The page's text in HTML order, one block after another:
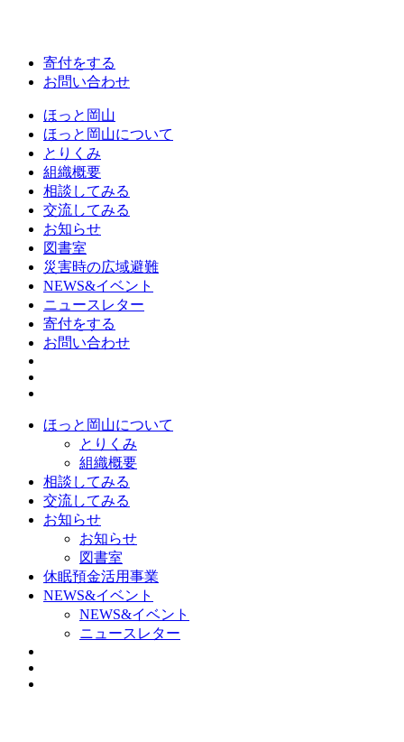
寄付をする
お問い合わせ
ほっと岡山
ほっと岡山について
とりくみ
組織概要
相談してみる
交流してみる
お知らせ
図書室
災害時の広域避難
NEWS&イベント
ニュースレター
寄付をする
お問い合わせ
ほっと岡山について
とりくみ
組織概要
相談してみる
交流してみる
お知らせ
お知らせ
図書室
休眠預金活用事業
NEWS&イベント
NEWS&イベント
ニュースレター